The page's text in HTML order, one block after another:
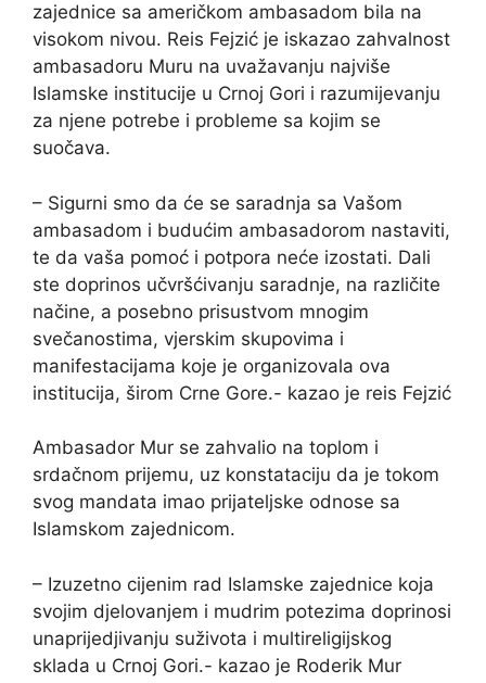
zajednice sa američkom ambasadom bila na
visokom nivou. Reis Fejzić je iskazao zahvalnost
ambasadoru Muru na uvažavanju najviše
Islamske institucije u Crnoj Gori i razumijevanju
za njene potrebe i probleme sa kojim se
suočava.
– Sigurni smo da će se saradnja sa Vašom
ambasadom i budućim ambasadorom nastaviti,
te da vaša pomoć i potpora neće izostati. Dali
ste doprinos učvršćivanju saradnje, na različite
načine, a posebno prisustvom mnogim
svečanostima, vjerskim skupovima i
manifestacijama koje je organizovala ova
institucija, širom Crne Gore.- kazao je reis Fejzić
Ambasador Mur se zahvalio na toplom i
srdačnom prijemu, uz konstataciju da je tokom
svog mandata imao prijateljske odnose sa
Islamskom zajednicom.
– Izuzetno cijenim rad Islamske zajednice koja
svojim djelovanjem i mudrim potezima doprinosi
unaprijedjivanju suživota i multireligijskog
sklada u Crnoj Gori.- kazao je Roderik Mur